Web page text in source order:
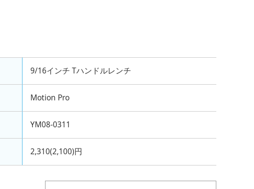
9/16インチ Tハンドルレンチ
Motion Pro
YM08-0311
2,310(2,100)円